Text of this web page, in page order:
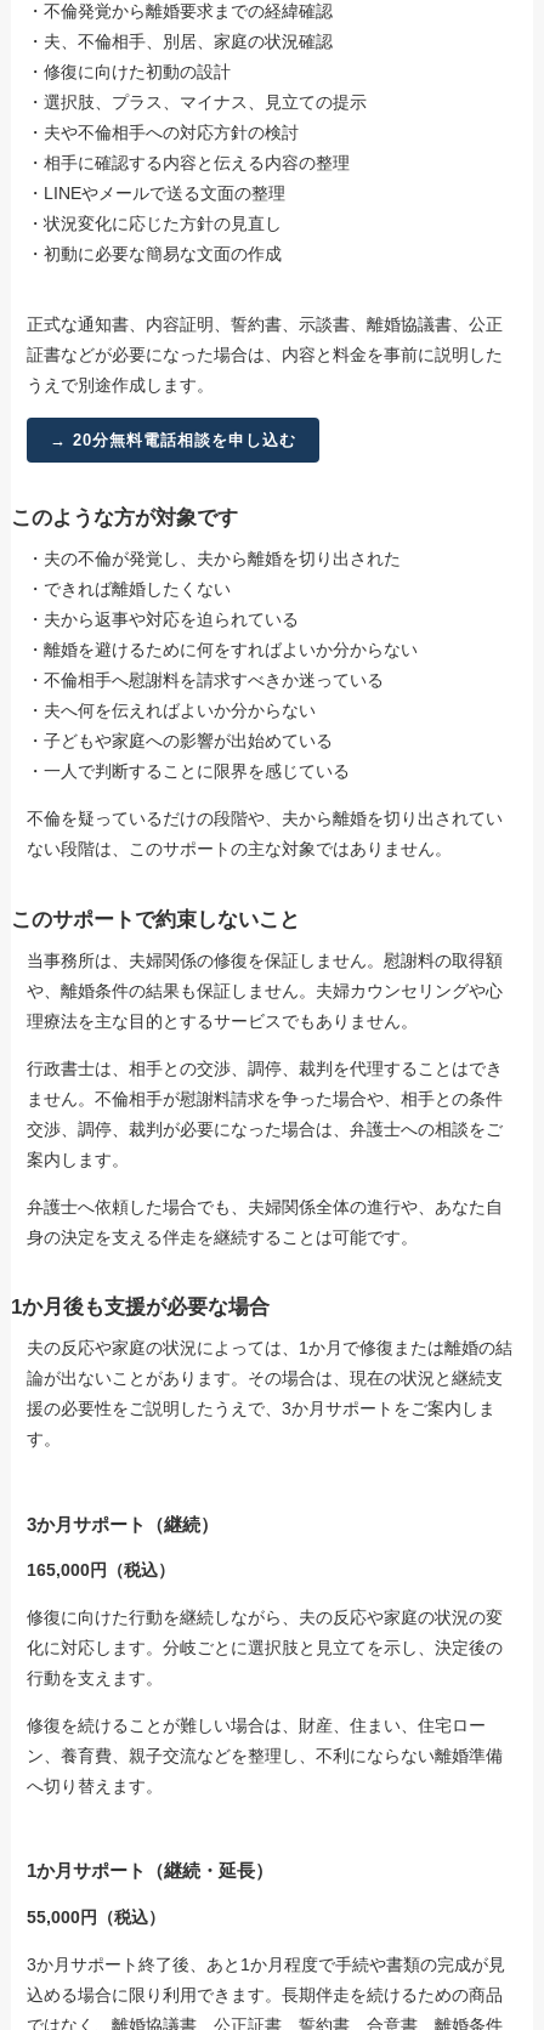
・不倫発覚から離婚要求までの経緯確認
・夫、不倫相手、別居、家庭の状況確認
・修復に向けた初動の設計
・選択肢、プラス、マイナス、見立ての提示
・夫や不倫相手への対応方針の検討
・相手に確認する内容と伝える内容の整理
・LINEやメールで送る文面の整理
・状況変化に応じた方針の見直し
・初動に必要な簡易な文面の作成
正式な通知書、内容証明、誓約書、示談書、離婚協議書、公正
証書などが必要になった場合は、内容と料金を事前に説明した
うえで別途作成します。
→ 20分無料電話相談を申し込む
このような方が対象です
・夫の不倫が発覚し、夫から離婚を切り出された
・できれば離婚したくない
・夫から返事や対応を迫られている
・離婚を避けるために何をすればよいか分からない
・不倫相手へ慰謝料を請求すべきか迷っている
・夫へ何を伝えればよいか分からない
・子どもや家庭への影響が出始めている
・一人で判断することに限界を感じている
不倫を疑っているだけの段階や、夫から離婚を切り出されてい
ない段階は、このサポートの主な対象ではありません。
このサポートで約束しないこと
当事務所は、夫婦関係の修復を保証しません。慰謝料の取得額
や、離婚条件の結果も保証しません。夫婦カウンセリングや心
理療法を主な目的とするサービスでもありません。
行政書士は、相手との交渉、調停、裁判を代理することはでき
ません。不倫相手が慰謝料請求を争った場合や、相手との条件
交渉、調停、裁判が必要になった場合は、弁護士への相談をご
案内します。
弁護士へ依頼した場合でも、夫婦関係全体の進行や、あなた自
身の決定を支える伴走を継続することは可能です。
1か月後も支援が必要な場合
夫の反応や家庭の状況によっては、1か月で修復または離婚の結
論が出ないことがあります。その場合は、現在の状況と継続支
援の必要性をご説明したうえで、3か月サポートをご案内しま
す。
3か月サポート（継続）
165,000円（税込）
修復に向けた行動を継続しながら、夫の反応や家庭の状況の変
化に対応します。分岐ごとに選択肢と見立てを示し、決定後の
行動を支えます。
修復を続けることが難しい場合は、財産、住まい、住宅ロー
ン、養育費、親子交流などを整理し、不利にならない離婚準備
へ切り替えます。
1か月サポート（継続・延長）
55,000円（税込）
3か月サポート終了後、あと1か月程度で手続や書類の完成が見
込める場合に限り利用できます。長期伴走を続けるための商品
ではなく、離婚協議書、公正証書、誓約書、合意書、離婚条件